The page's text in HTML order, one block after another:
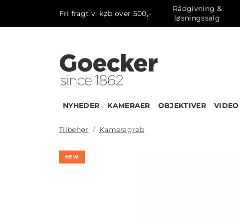
Fri fragt v. køb over 500,-
Rådgivning &
løsningssalg
NYHEDER KAMERAER OBJEKTIVER VIDEO
Tilbehør Kameragreb
NEW